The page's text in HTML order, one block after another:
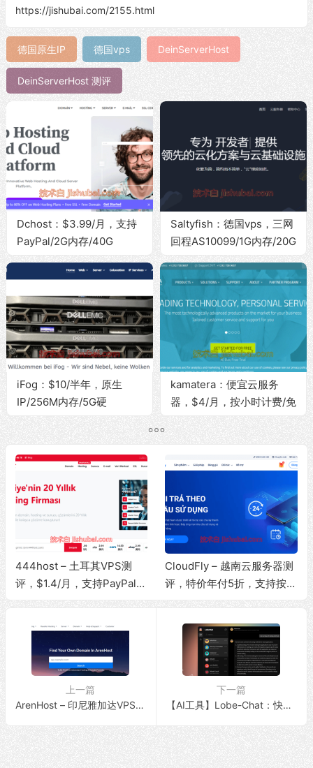
https://jishubai.com/2155.html
德国原生IP 德国vps DeinServerHost
DeinServerHost 测评
Dchost：$3.99/月，支持
PayPal/2G内存/40G
量，可选土耳其/美国/英国/
法国/德国地区
Saltyfish：德国vps，三网
回程AS10099/1G内存/20G
iFog：$10/半年，原生
IP/256M内存/5G硬
威/新加坡等地区
kamatera：便宜云服务
器，$4/月，按小时计费/免
444host – 土耳其VPS测
评，$1.4/月，支持PayPal付
CloudFly – 越南云服务器测
评，特价年付5折，支持按小
上一篇
ArenHost – 印尼雅加达VPS测评，$3.6/月，原生IP/解锁流媒体/500Mbps带宽@无限流量
下一篇
【AI工具】Lobe-Chat：快速搭建ChatGPT Web应用，支持语音+图文识别，高可用GPT-4生产工具